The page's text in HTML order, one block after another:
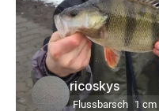
ricoskys
Flussbarsch 1 cm